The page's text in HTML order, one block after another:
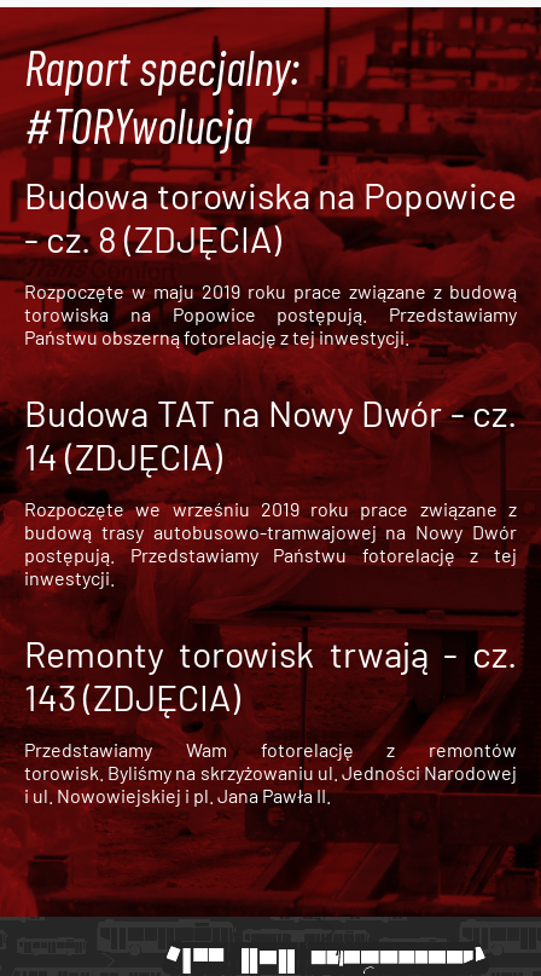
Raport specjalny:
#TORYwolucja
Budowa torowiska na Popowice
- cz. 8 (ZDJĘCIA)
Rozpoczęte w maju 2019 roku prace związane z budową
torowiska na Popowice
postępują. Przedstawiamy
Państwu obszerną fotorelację z tej inwestycji.
Budowa TAT na Nowy Dwór - cz.
14 (ZDJĘCIA)
Rozpoczęte we wrześniu 2019 roku prace związane z
budową trasy autobusowo-tramwajowej na Nowy Dwór
postępują. Przedstawiamy Państwu fotorelację z tej
inwestycji.
Remonty torowisk trwają - cz.
143 (ZDJĘCIA)
Przedstawiamy Wam fotorelację z remontów
torowisk. Byliśmy na skrzyżowaniu ul. Jedności Narodowej
i ul. Nowowiejskiej i pl. Jana Pawła II.